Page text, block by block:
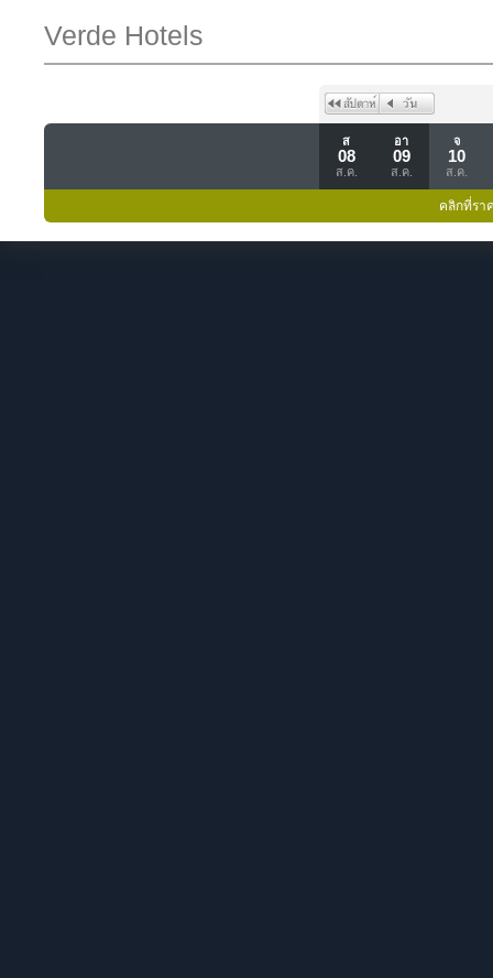
Verde Hotels
ส
08
ส.ค.
อา
09
ส.ค.
จ
10
ส.ค.
คลิกที่รา